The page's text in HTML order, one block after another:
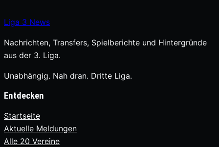
Liga 3 News
Nachrichten, Transfers, Spielberichte und Hintergründe
aus der 3. Liga.
Unabhängig. Nah dran. Dritte Liga.
Entdecken
Startseite
Aktuelle Meldungen
Alle 20 Vereine